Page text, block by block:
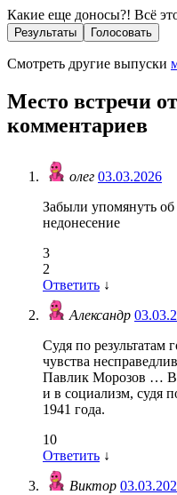
Какие еще доносы?! Всё
Результаты Голосовать
Смотреть другие выпуски
Место встречи
комментариев
олег 03.03.2026
Забыли упомянуть об
недонесение
3
2
Ответить ↓
Александр
Судя по результатам
чувства
Павлик Морозов …
и в социализм, судя
1941 года.
10
Ответить ↓
Виктор